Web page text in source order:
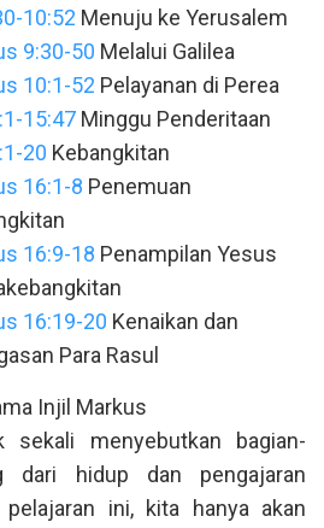
10:52 Menuju ke Yerusalem
9:30-50 Melalui Galilea
10:1-52 Pelayanan di Perea
15:47 Minggu Penderitaan
20 Kebangkitan
16:1-8 Penemuan
16:9-18 Penampilan Yesus
16:19-20 Kenaikan dan
Para Rasul
Injil Markus
sekali menyebutkan bagian-
dari hidup dan pengajaran
ini, kita hanya akan